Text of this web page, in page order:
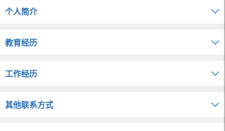
个人简介
教育经历
工作经历
其他联系方式